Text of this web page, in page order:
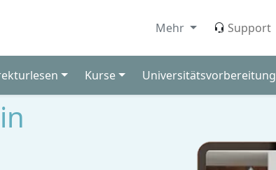
Mehr Support
Kurse Universitätsvorbereitung